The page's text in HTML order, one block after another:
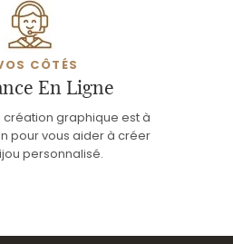
CÔTÉS
En Ligne
création graphique est à
pour vous aider à créer
personnalisé.